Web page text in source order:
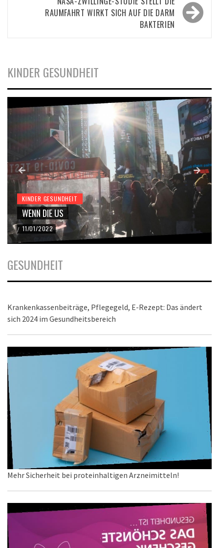
RAUMFAHRT WIRKT SICH AUF DIE DARM
BAKTERIEN
KINDER GESUNDHEIT
KINDER GESUNDHEIT
WENN DIE US
/ 11/01/2022
GESUNDHEIT
Krankenkassenbeiträge, Pflegegeld, E-Rezept: Das ändert
sich 2024 im Gesundheitsbereich
Mehr Sicherheit bei proteinhaltigen Arzneimitteln!